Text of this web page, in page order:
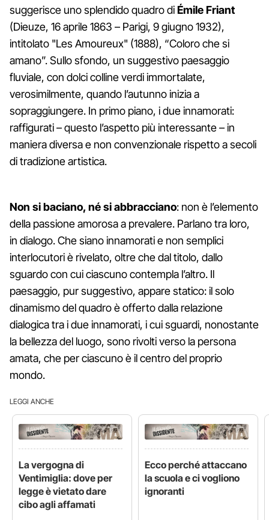
suggerisce uno splendido quadro diÉmile Friant
(Dieuze, 16 aprile 1863 – Parigi, 9 giugno 1932),
intitolato "Les Amoureux" (1888), “Coloro che si
amano”. Sullo sfondo, un suggestivo paesaggio
fluviale, con dolci colline verdi immortalate,
verosimilmente, quando l’autunno inizia a
sopraggiungere. In primo piano, i due innamorati:
raffigurati – questo l’aspetto più interessante – in
maniera diversa e non convenzionale rispetto a secoli
di tradizione artistica.
Non si baciano, né si abbracciano: non è l’elemento
della passione amorosa a prevalere. Parlano tra loro,
in dialogo. Che siano innamorati e non semplici
interlocutori è rivelato, oltre che dal titolo, dallo
sguardo con cui ciascuno contempla l’altro. Il
paesaggio, pur suggestivo, appare statico: il solo
dinamismo del quadro è offerto dalla relazione
dialogica tra i due innamorati, i cui sguardi, nonostante
la bellezza del luogo, sono rivolti verso la persona
amata, che per ciascuno è il centro del proprio
mondo.
LEGGI ANCHE
La vergogna di
Ventimiglia: dove per
legge è vietato dare
cibo agli affamati
Ecco perché attaccano
la scuola e ci vogliono
ignoranti